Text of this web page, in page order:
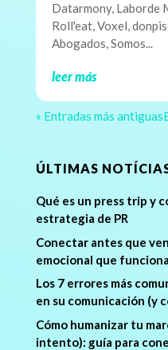
Datarmony, Laborde
Roll'eat, Voxel,
Abogados, Somos...
leer más
« Entradas más antiguas
ÚLTIMAS
Qué es un press trip y
estrategia de PR
Conectar antes que
emocional que funciona
Los 7 errores más
en su comunicación (y
Cómo humanizar tu
intento): guía para